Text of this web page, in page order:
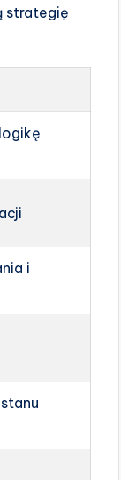
strategię
i